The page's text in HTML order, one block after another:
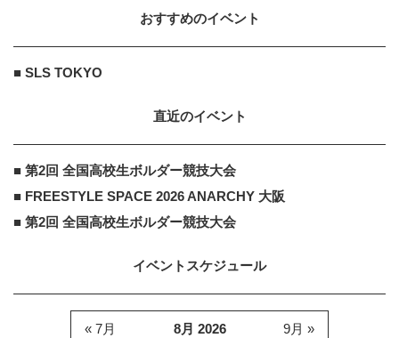
おすすめのイベント
■ SLS TOKYO
直近のイベント
■ 第2回 全国高校生ボルダー競技大会
■ FREESTYLE SPACE 2026 ANARCHY 大阪
■ 第2回 全国高校生ボルダー競技大会
イベントスケジュール
8月 2026
« 7月 9月 »